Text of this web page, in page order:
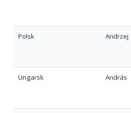
Polsk Andrzej
Ungarsk András